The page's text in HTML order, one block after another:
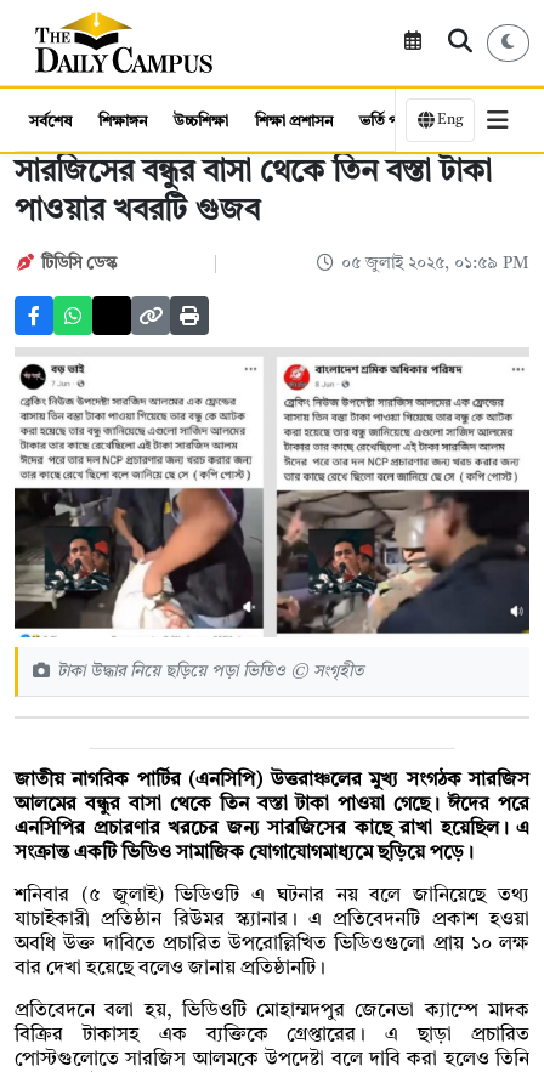
সর্বশেষ শিক্ষাঙ্গন উচ্চশিক্ষা শিক্ষা প্রশাসন ভর্তি পরীক্ষা কর্মসংস্থান
Eng
সারজিসের বন্ধুর বাসা থেকে তিন বস্তা টাকা
পাওয়ার খবরটি ‍গুজব
টিডিসি ডেস্ক ০৫ জুলাই ২০২৫, ০১:৫৯ PM
টাকা উদ্ধার নিয়ে ছড়িয়ে পড়া ভিডিও © সংগৃহীত
জাতীয় নাগরিক পার্টির (এনসিপি) উত্তরাঞ্চলের মুখ্য সংগঠক সারজিস
আলমের বন্ধুর বাসা থেকে তিন বস্তা টাকা পাওয়া গেছে। ঈদের পরে
এনসিপির প্রচারণার খরচের জন্য সারজিসের কাছে রাখা হয়েছিল। এ
সংক্রান্ত একটি ভিডিও সামাজিক যোগাযোগমাধ্যমে ছড়িয়ে পড়ে।
শনিবার (৫ জুলাই) ভিডিওটি এ ঘটনার নয় বলে জানিয়েছে তথ্য
যাচাইকারী প্রতিষ্ঠান রিউমর স্ক্যানার। এ প্রতিবেদনটি প্রকাশ হওয়া
অবধি উক্ত দাবিতে প্রচারিত উপরোল্লিখিত ভিডিওগুলো প্রায় ১০ লক্ষ
বার দেখা হয়েছে বলেও জানায় প্রতিষ্ঠানটি।
প্রতিবেদনে বলা হয়, ভিডিওটি মোহাম্মদপুর জেনেভা ক্যাম্পে মাদক
বিক্রির টাকাসহ এক ব্যক্তিকে গ্রেপ্তারের। এ ছাড়া প্রচারিত
পোস্টগুলোতে সারজিস আলমকে উপদেষ্টা বলে দাবি করা হলেও তিনি